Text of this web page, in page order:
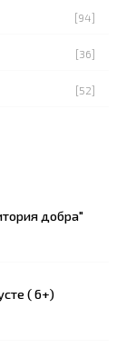
[94]
[36]
[52]
добра"
( 6+)